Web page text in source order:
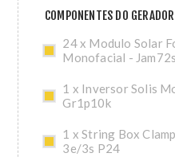
COMPONENTES DO
24 x Modulo Solar
Monofacial -
1 x Inversor Solis
Gr1p10k
1 x String Box
3e/3s P24